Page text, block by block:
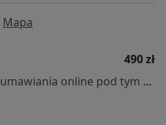
Mapa
490 zł
Specjalista nie oferuje umawiania online pod tym adresem.